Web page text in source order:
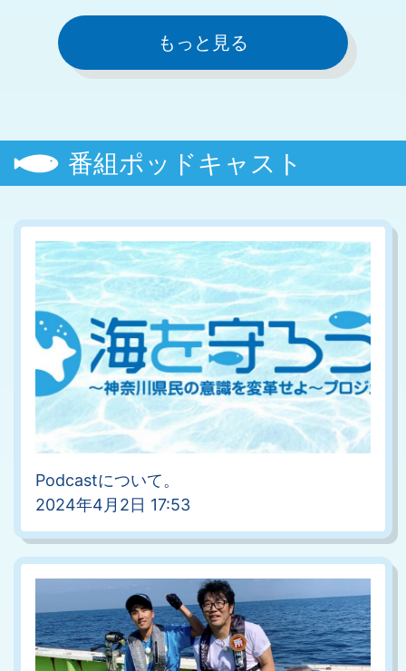
もっと見る
番組ポッドキャスト
Podcastについて。
2024年4月2日 17:53